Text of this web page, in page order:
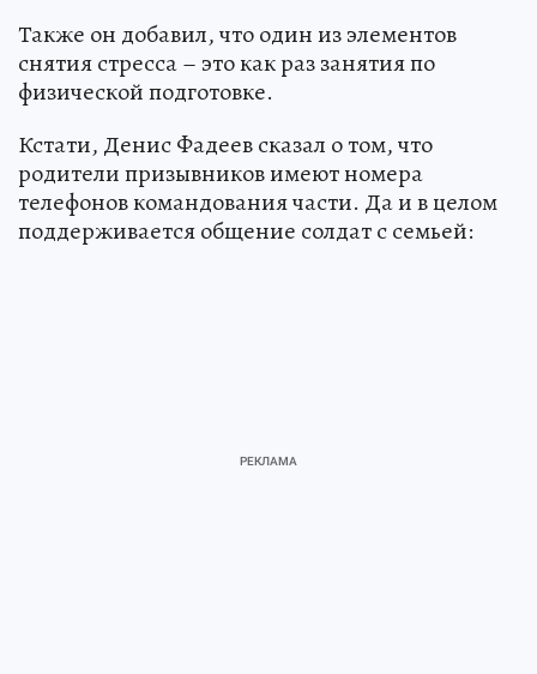
Также он добавил, что один из элементов
снятия стресса – это как раз занятия по
физической подготовке.
Кстати, Денис Фадеев сказал о том, что
родители призывников имеют номера
телефонов командования части. Да и в целом
поддерживается общение солдат с семьей: